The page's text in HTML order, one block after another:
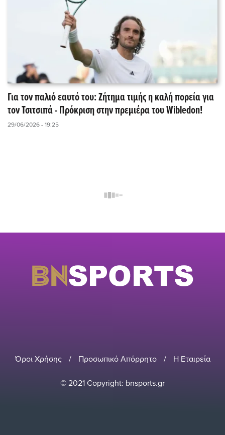
Για τον παλιό εαυτό του: Ζήτημα τιμής η καλή πορεία για
τον Τσιτσιπά - Πρόκριση στην πρεμιέρα του Wibledon!
29/06/2026 - 19:25
Όροι Χρήσης / Προσωπικό Απόρρητο / Η Εταιρεία
© 2021 Copyright: bnsports.gr